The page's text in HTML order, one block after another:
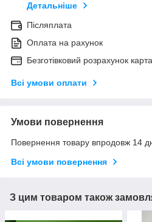
Детальніше
Післяплата
Оплата на рахунок
Безготівковий розрахунок
Всі умови оплати
Умови повернення
Повернення товару впродовж 14
Всі умови повернення
З цим товаром також